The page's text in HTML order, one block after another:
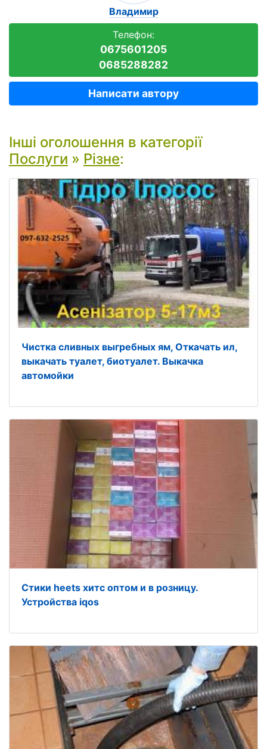
Владимир
Телефон:
0675601205
0685288282
Написати автору
Інші оголошення в категорії
Послуги » Різне:
Чистка сливных выгребных ям, Откачать ил,
выкачать туалет, биотуалет. Выкачка
автомойки
Стики heets хитс оптом и в розницу.
Устройства iqos